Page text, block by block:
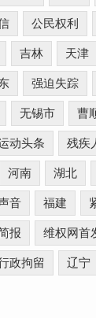
公民权利
吉林 天津
强迫失踪
无锡市 曹
动头条 残疾
河南 湖北
音 福建
报 维权网首
政拘留 辽宁